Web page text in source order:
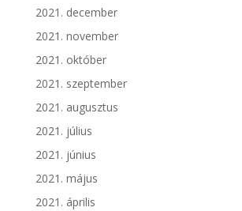
2021. december
2021. november
2021. október
2021. szeptember
2021. augusztus
2021. július
2021. június
2021. május
2021. április